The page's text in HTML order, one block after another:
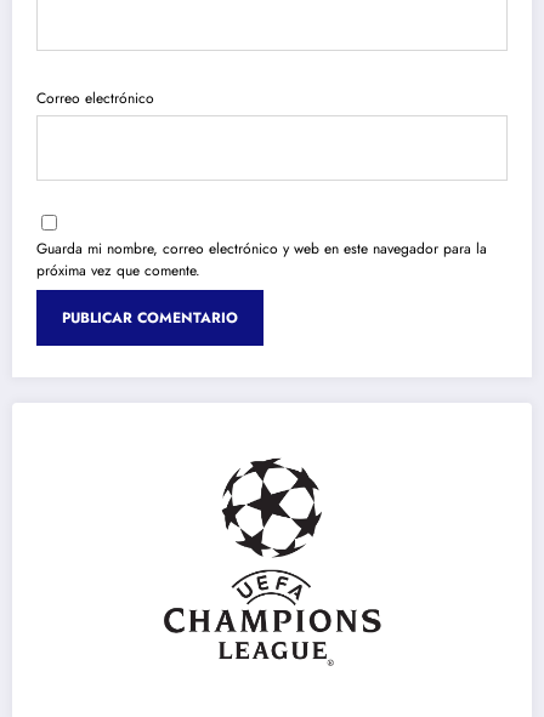
Correo electrónico
Guarda mi nombre, correo electrónico y web en este navegador para la
próxima vez que comente.